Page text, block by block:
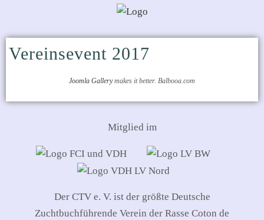
Vereinsevent 2017
Joomla Gallerymakes it better. Balbooa.com
Mitglied im
Der CTV e. V. ist der größte Deutsche
Zuchtbuchführende Verein der Rasse Coton de